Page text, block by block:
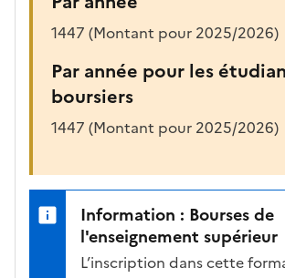
1447 (Montant pour 2025/2026)
Par année pour les
boursiers
1447 (Montant pour 2025/2026)
Information : Bourses de
l'enseignement supérieur
L’inscription dans cette